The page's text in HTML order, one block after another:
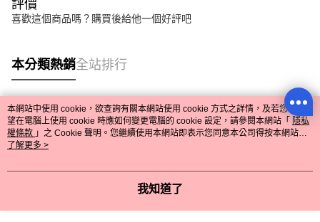
評價
喜歡這個商品嗎？購買後給他一個好評吧
本分類熱銷全站排行
熱門標籤
本網站中使用 cookie，欲查詢有關本網站使用 cookie 方式之詳情，及若您不希
望在電腦上使用 cookie 時應如何變更電腦的 cookie 設定，請參閱本網站「 隱私
權條款 」之 Cookie 聲明。您繼續使用本網站即表示您同意本公司得按本網站使
用條款之 Cookie 聲明使用 cookie。
了解更多 >
我知道了